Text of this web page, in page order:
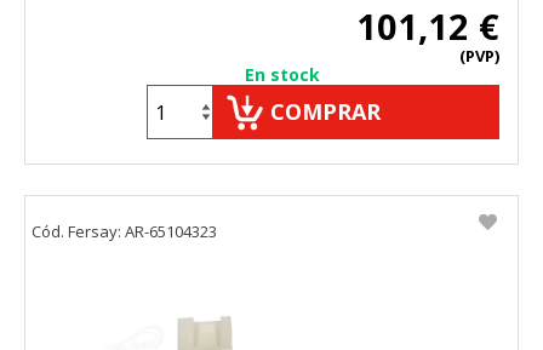
101,12 €
(PVP)
En stock
COMPRAR
Cód. Fersay: AR-65104323